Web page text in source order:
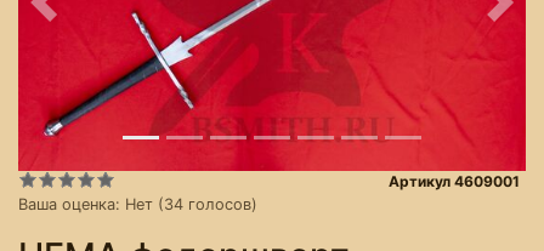
Предыдущее
Ваша оценка: Нет (34 голосов)
Артикул 4609001